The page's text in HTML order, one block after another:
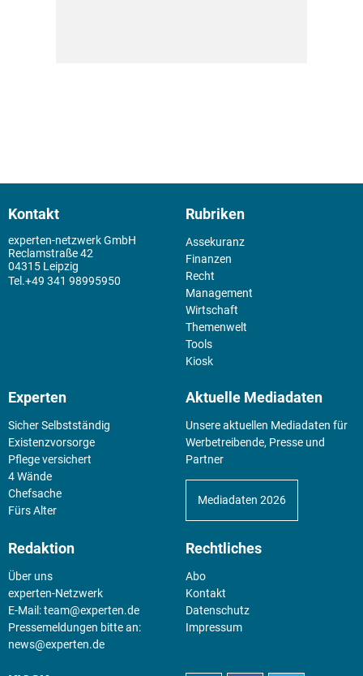
Kontakt
experten-netzwerk GmbH
Reclamstraße 42
04315 Leipzig
+49 341 98995950
Rubriken
Assekuranz
Finanzen
Recht
Management
Wirtschaft
Themenwelt
Tools
Kiosk
Experten
Sicher Selbstständig
Existenz­vorsorge
Pflege versichert
4 Wände
Chefsache
Fürs Alter
Aktuelle Mediadaten
Unsere aktuellen Mediadaten für
Werbetreibende, Presse und
Partner
Mediadaten 2026
Redaktion
Über uns
experten-Netzwerk
E-Mail:team@experten.de
Pressemeldungen bitte an:
news@experten.de
Rechtliches
Abo
Kontakt
Datenschutz
Impressum